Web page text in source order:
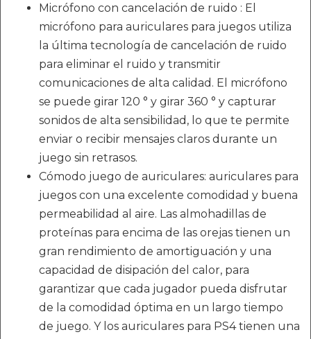
Micrófono con cancelación de ruido : El
micrófono para auriculares para juegos utiliza
la última tecnología de cancelación de ruido
para eliminar el ruido y transmitir
comunicaciones de alta calidad. El micrófono
se puede girar 120 ° y girar 360 ° y capturar
sonidos de alta sensibilidad, lo que te permite
enviar o recibir mensajes claros durante un
juego sin retrasos.
Cómodo juego de auriculares: auriculares para
juegos con una excelente comodidad y buena
permeabilidad al aire. Las almohadillas de
proteínas para encima de las orejas tienen un
gran rendimiento de amortiguación y una
capacidad de disipación del calor, para
garantizar que cada jugador pueda disfrutar
de la comodidad óptima en un largo tiempo
de juego. Y los auriculares para PS4 tienen una